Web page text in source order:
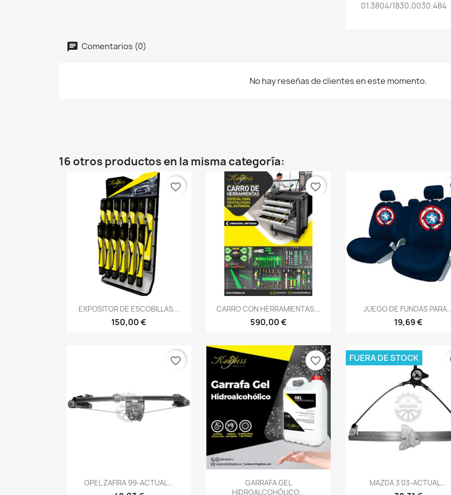
01.3804/1830.0030.484
Comentarios (0)
No hay reseñas de clientes en este momento.
16 otros productos en la misma categoría:
Vista rápida
EXPOSITOR DE ESCOBILLAS...
150,00 €
favorite_border
Vista rápida
CARRO CON HERRAMIENTAS...
590,00 €
favorite_border
Vista rápida
JUEGO DE FUNDAS
19,69 €
Vista rápida
OPEL ZAFIRA 99-ACTUAL...
favorite_border
Vista rápida
GARRAFA GEL
HIDROALCOHÓLICO...
favorite_border
Vista rápida
MAZDA 3 03-ACTUAL...
FUERA DE STOCK